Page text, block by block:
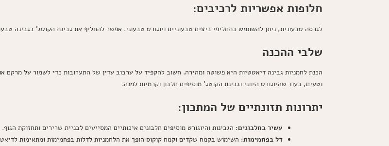
חלופות אפשריות לרכיבים:
לגרסה טבעונית, ניתן להשתמש בתחליפי ביצים טבעוניים ויוגורט טבעוני. אפשר להחליף את גבינת הקוטג' בגבינה
שלבי ההכנה
הכנת לחמניות גבינה דיאטטיות היא פשוטה ומהירה. חשוב להקפיד על ערבוב עדין של התערובות כדי לשמור על מרקם
וטעים, בעוד שהיוגורט היווני וגבינת הקוטג' מוסיפים חלבון וקרמיות למנה.
יתרונות תזונתיים של המתכון:
עשיר בחלבונים: הגבינות והיוגורט מוסיפים חלבונים איכותיים המסייעים לבניית שרירים ותחזוקת הגוף.
דל בפחמימות: השימוש בקמח שקדים וקמח קוקוס הופך את הלחמניות לדלות בפחמימות ומתאימות